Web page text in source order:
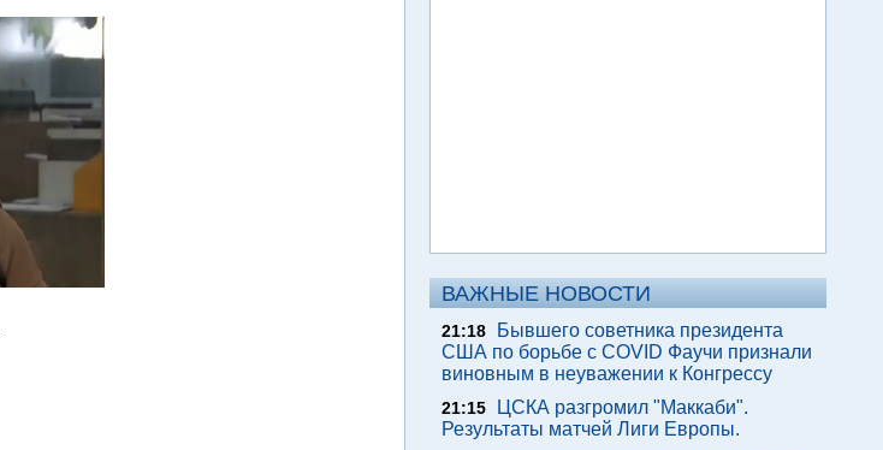
ВАЖНЫЕ НОВОСТИ
21:18
Бывшего советника президента
США по борьбе с COVID Фаучи признали
виновным в неуважении к Конгрессу
21:15
ЦСКА разгромил "Маккаби".
Результаты матчей Лиги Европы.